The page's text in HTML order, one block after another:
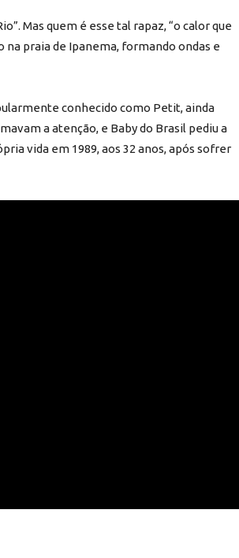
Mas quem é esse tal rapaz, “o calor que
na praia de Ipanema, formando ondas e
conhecido como Petit, ainda
a atenção, e Baby do Brasil pediu a
vida em 1989, aos 32 anos, após sofrer